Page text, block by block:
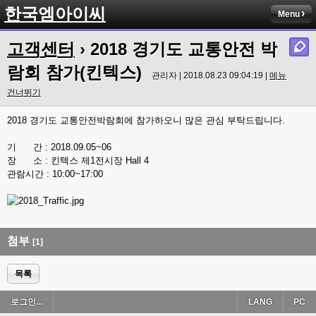
한국엠아이씨 Menu
고객센터 › 2018 경기도 교통안전 박
람회 참가(킨텍스)
관리자 | 2018.08.23 09:04:19 | 메뉴
건너뛰기
2018 경기도 교통안전박람회에 참가하오니 많은 관심 부탁드립니다.
기 간 : 2018.09.05~06
장 소 : 킨텍스 제1전시장 Hall 4
관람시간 : 10:00~17:00
첨부 [1]
목록
로그인... PC
LANG